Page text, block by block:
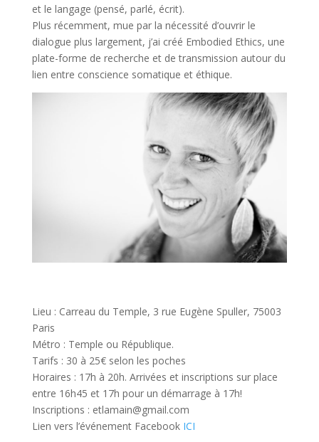
et le langage (pensé, parlé, écrit).
Plus récemment, mue par la nécessité d’ouvrir le
dialogue plus largement, j’ai créé Embodied Ethics, une
plate-forme de recherche et de transmission autour du
lien entre conscience somatique et éthique.
Lieu : Carreau du Temple, 3 rue Eugène Spuller, 75003
Paris
Métro : Temple ou République.
Tarifs : 30 à 25€ selon les poches
Horaires : 17h à 20h. Arrivées et inscriptions sur place
entre 16h45 et 17h pour un démarrage à 17h!
Inscriptions : etlamain@gmail.com
Lien vers l’événement Facebook ICI